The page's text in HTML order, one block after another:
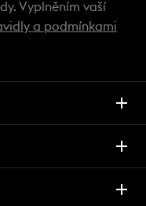
Vyplněním vaší
a podmínkami